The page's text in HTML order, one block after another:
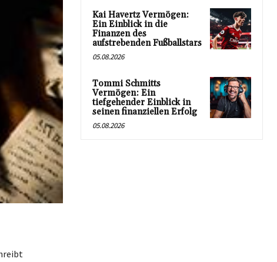
Kai Havertz Vermögen:
Ein Einblick in die
Finanzen des
aufstrebenden Fußballstars
05.08.2026
Tommi Schmitts
Vermögen: Ein
tiefgehender Einblick in
seinen finanziellen Erfolg
05.08.2026